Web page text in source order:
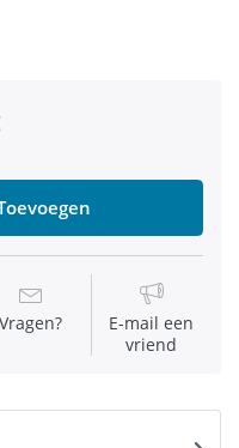
Vragen?
E-mail een
vriend